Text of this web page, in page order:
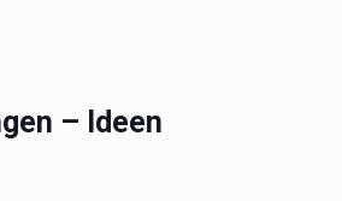
– Ideen